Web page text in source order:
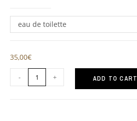
eau de toilette
35,00€
- + ADD TO CART